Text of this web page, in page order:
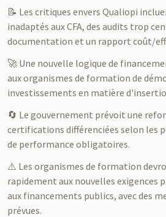
📝 Les critiques envers Qualiopi
inadaptés aux CFA, des audits trop
documentation et un rapport coût/
🚀 Une nouvelle logique de
aux organismes de formation de
investissements en matière
🔄 Le gouvernement prévoit une
certifications différenciées selon les
de performance obligatoires.
⚠️ Les organismes de formation
rapidement aux nouvelles exigences
aux financements publics, avec des
prévues.